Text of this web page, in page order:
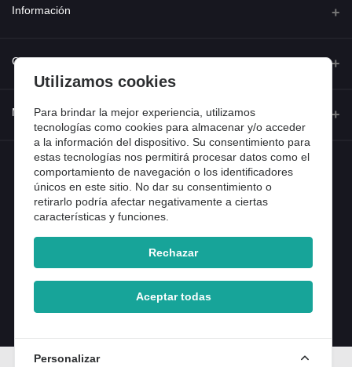
Información
Quienes somos
Contacta con nosotros
Dónde estamos
Preguntas frecuentes
Entradas de blog
Contacto
Dirección
Calle Ferraz 42, Madrid
Teléfono
918 13 81 81
Email
Mi cuenta
Iniciar sesión
Historial de pedidos
Mi lista de compra
Copyright 2025 © TienDental productos dentales, S.L..
Utilizamos cookies
Para brindar la mejor experiencia, utilizamos
tecnologías como cookies para almacenar y/o acceder
a la información del dispositivo. Su consentimiento para
estas tecnologías nos permitirá procesar datos como el
comportamiento de navegación o los identificadores
únicos en este sitio. No dar su consentimiento o
retirarlo podría afectar negativamente a ciertas
características y funciones.
Rechazar
Aceptar todas
Personalizar